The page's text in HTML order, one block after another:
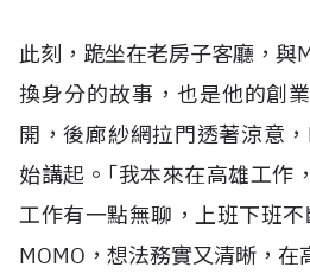
此刻，跪坐在老房子客廳，與
換身分的故事，也是他的創
開，後廊紗網拉門透著涼意
始講起。｢我本來在高雄工作
工作有一點無聊，上班下班
MOMO，想法務實又清晰，在